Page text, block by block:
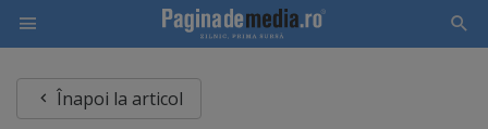
Înapoi la articol